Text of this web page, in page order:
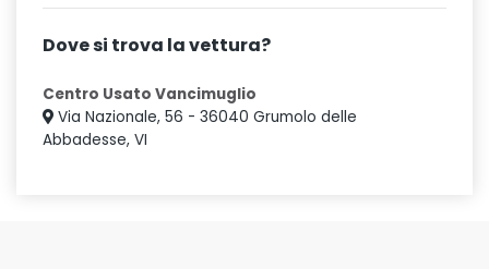
Dove si trova la vettura?
Centro Usato Vancimuglio
Via Nazionale, 56 - 36040 Grumolo delle
Abbadesse, VI